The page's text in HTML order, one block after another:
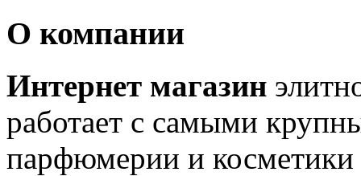
О компании
Интернет магазин
работает с самыми
парфюмерии и